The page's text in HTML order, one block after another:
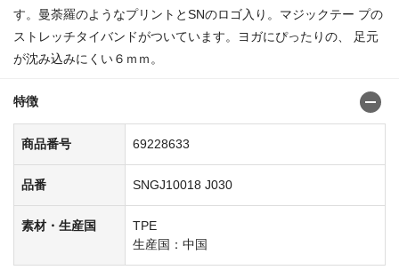
す。曼荼羅のようなプリントとSNのロゴ入り。マジックテー プの
ストレッチタイバンドがついています。ヨガにぴったりの、 足元
が沈み込みにくい６ｍｍ。
特徴
商品番号 69228633
品番 SNGJ10018 J030
素材・生産国
TPE
生産国：中国